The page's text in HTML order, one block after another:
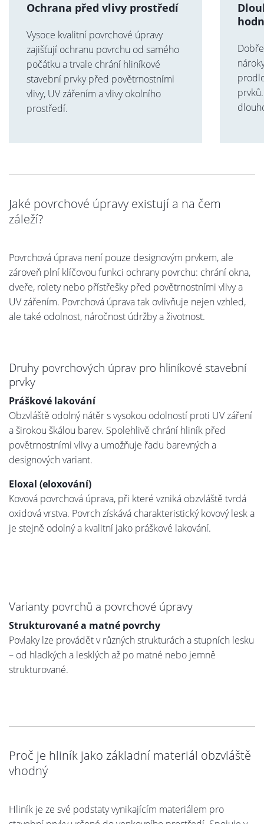
Ochrana před vlivy prostředí
Vysoce kvalitní povrchové úpravy
zajišťují ochranu povrchu od samého
počátku a trvale chrání hliníkové
stavební prvky před povětrnostními
vlivy, UV zářením a vlivy okolního
prostředí.
Jaké povrchové úpravy existují a na čem
záleží?
Povrchová úprava není pouze designovým prvkem, ale
zároveň plní klíčovou funkci ochrany povrchu: chrání okna,
dveře, rolety nebo přístřešky před povětrnostními vlivy a
UV zářením. Povrchová úprava tak ovlivňuje nejen vzhled,
ale také odolnost, náročnost údržby a životnost.
Druhy povrchových úprav pro hliníkové stavební
prvky
Práškové lakování
Obzvláště odolný nátěr s vysokou odolností proti UV záření
a širokou škálou barev. Spolehlivě chrání hliník před
povětrnostními vlivy a umožňuje řadu barevných a
designových variant.
Eloxal (eloxování)
Kovová povrchová úprava, při které vzniká obzvláště tvrdá
oxidová vrstva. Povrch získává charakteristický kovový lesk a
je stejně odolný a kvalitní jako práškové lakování.
Varianty povrchů a povrchové úpravy
Strukturované a matné povrchy
Povlaky lze provádět v různých strukturách a stupních lesku
– od hladkých a lesklých až po matné nebo jemně
strukturované.
Proč je hliník jako základní materiál obzvláště
vhodný
Hliník je ze své podstaty vynikajícím materiálem pro